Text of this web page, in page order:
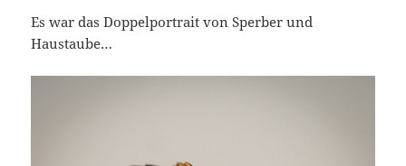
Es war das Doppelportrait von Sperber und
Haustaube…